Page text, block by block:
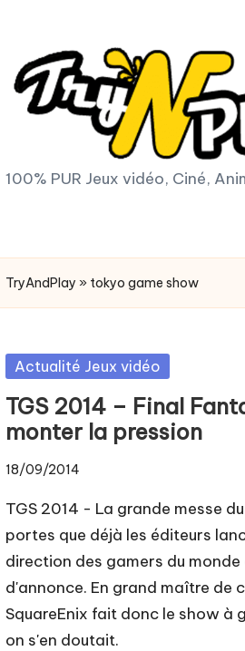
T
y
A
n
d
Pl
a
y.
c
o
m
100% PUR Jeux vidéo, Ciné,
TryAndPlay » tokyo game show
Posted
Actualité Jeux vidéo
TGS 2014 – Final
monter la pression
18/09/2014
TGS 2014 - La grande messe
portes que déjà les éditeurs
direction des gamers du
d'annonce. En grand maître de
SquareEnix fait donc le show à
on s'en doutait.